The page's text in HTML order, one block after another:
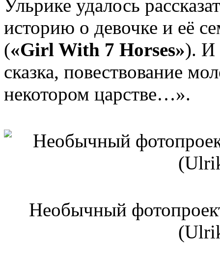
Ульрике удалось
историю о девочке и её
(«Girl With 7 Horses»). И
сказка, повествование
некотором царстве…».
Необычный